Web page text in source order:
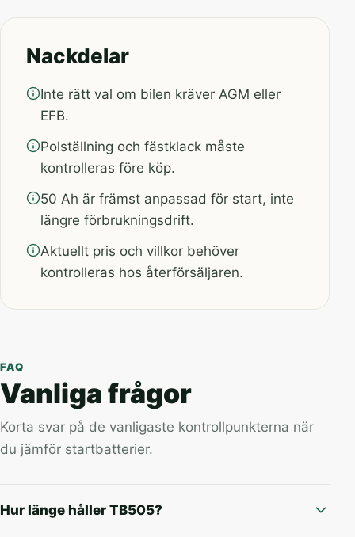
Nackdelar
Inte rätt val om bilen kräver AGM eller
EFB.
Polställning och fästklack måste
kontrolleras före köp.
50 Ah är främst anpassad för start, inte
längre förbrukningsdrift.
Aktuellt pris och villkor behöver
kontrolleras hos återförsäljaren.
FAQ
Vanliga frågor
Korta svar på de vanligaste kontrollpunkterna när
du jämför startbatterier.
Hur länge håller TB505?